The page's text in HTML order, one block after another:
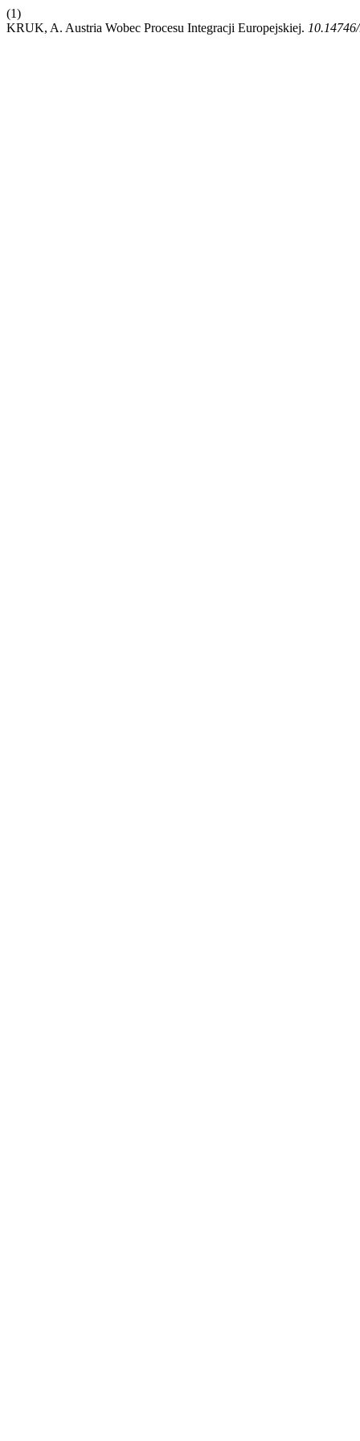
(1)
KRUK, A. Austria Wobec Procesu Integracji Europejskiej.